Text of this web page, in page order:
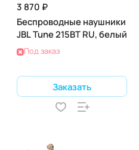
3 870 ₽
Беспроводные наушники
JBL Tune 215BT RU, белый
Под заказ
Заказать